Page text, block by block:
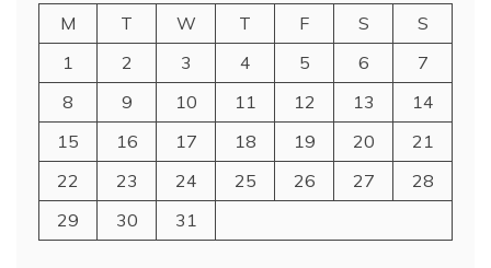
M
T W T F S
S
1
2 3 4 5 6
7
8
9 10 11 12 13
14
15
16 17 18 19 20
21
22
23 24 25 26 27
28
29
30 31